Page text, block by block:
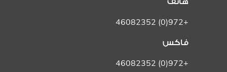
+972(0) 46082352
فاكس
+972(0) 46082352